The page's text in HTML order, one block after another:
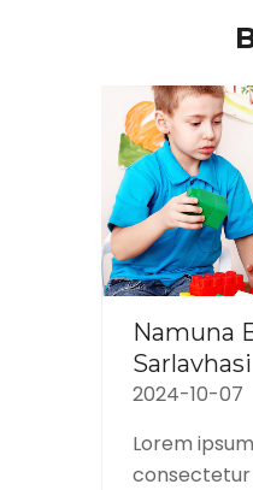
Namuna
Sarlavhasi
2024-10-07
Lorem
consectetur